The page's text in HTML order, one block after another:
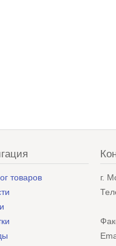
товаров
г.